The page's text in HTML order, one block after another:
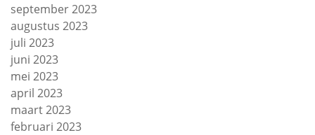
september 2023
augustus 2023
juli 2023
juni 2023
mei 2023
april 2023
maart 2023
februari 2023